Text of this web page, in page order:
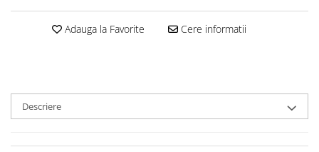
Adauga la Favorite Cere informatii
Descriere